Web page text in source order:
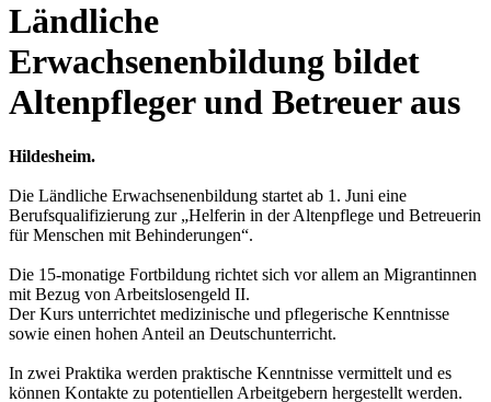
Ländliche
Erwachsenenbildung bildet
Altenpfleger und Betreuer aus
Hildesheim.
Die Ländliche Erwachsenenbildung startet ab 1. Juni eine
Berufsqualifizierung zur „Helferin in der Altenpflege und Betreuerin
für Menschen mit Behinderungen“.
Die 15-monatige Fortbildung richtet sich vor allem an Migrantinnen
mit Bezug von Arbeitslosengeld II.
Der Kurs unterrichtet medizinische und pflegerische Kenntnisse
sowie einen hohen Anteil an Deutschunterricht.
In zwei Praktika werden praktische Kenntnisse vermittelt und es
können Kontakte zu potentiellen Arbeitgebern hergestellt werden.